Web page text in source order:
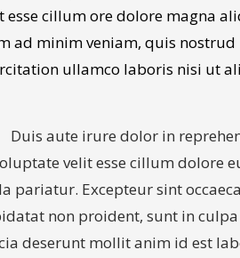
esse cillum ore dolore magna
ad minim veniam, quis nostrud
ullamco laboris nisi ut
Duis aute irure dolor in
velit esse cillum dolore
pariatur. Excepteur sint
non proident, sunt in
deserunt mollit anim id est